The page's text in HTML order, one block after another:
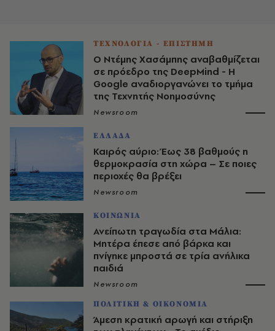
ΤΕΧΝΟΛΟΓΙΑ - ΕΠΙΣΤΗΜΗ
Ο Ντέμης Χασάμπης αναβαθμίζεται
σε πρόεδρο της DeepMind - Η
Google αναδιοργανώνει το τμήμα
της Τεχνητής Νοημοσύνης
Newsroom
ΕΛΛΑΔΑ
Καιρός αύριο: Έως 38 βαθμούς η
θερμοκρασία στη χώρα – Σε ποιες
περιοχές θα βρέξει
Newsroom
ΚΟΙΝΩΝΙΑ
Ανείπωτη τραγωδία στα Μάλια:
Μητέρα έπεσε από βάρκα και
πνίγηκε μπροστά σε τρία ανήλικα
παιδιά
Newsroom
ΠΟΛΙΤΙΚΗ & ΟΙΚΟΝΟΜΙΑ
Άμεση κρατική αρωγή και στήριξη